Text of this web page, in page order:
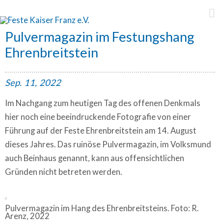
Pulvermagazin im Festungshang
Ehrenbreitstein
Sep. 11, 2022
Im Nachgang zum heutigen Tag des offenen Denkmals
hier noch eine beeindruckende Fotografie von einer
Führung auf der Feste Ehrenbreitstein am 14. August
dieses Jahres. Das ruinöse Pulvermagazin, im Volksmund
auch Beinhaus genannt, kann aus offensichtlichen
Gründen nicht betreten werden.
Pulvermagazin im Hang des Ehrenbreitsteins. Foto: R.
Arenz, 2022